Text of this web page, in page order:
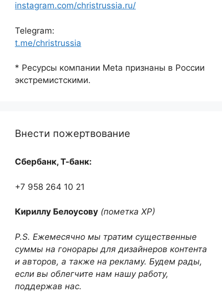
instagram.com/christrussia.ru/
Telegram:
t.me/christrussia
* Ресурсы компании Meta признаны в России
экстремистскими.
Внести пожертвование
Сбербанк, Т-банк:
+7 958 264 10 21
Кириллу Белоусову (пометка ХР)
P.S. Ежемесячно мы тратим существенные
суммы на гонорары для дизайнеров контента
и авторов, а также на рекламу. Будем рады,
если вы облегчите нам нашу работу,
поддержав нас.